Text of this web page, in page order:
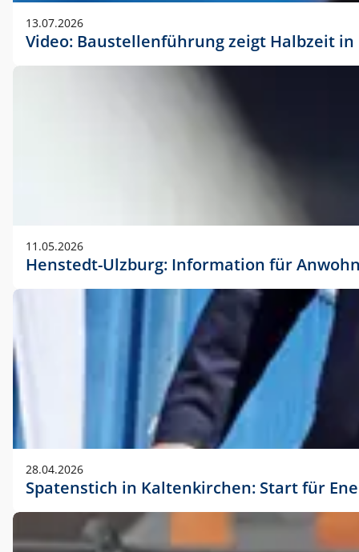
13.07.2026
Video: Baustellenführung zeigt Halbzeit
11.05.2026
Henstedt-Ulzburg: Information für
28.04.2026
Spatenstich in Kaltenkirchen: Start für